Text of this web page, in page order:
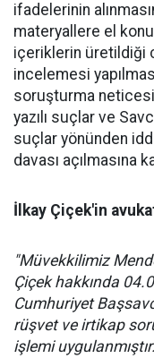
ifadelerinin
materyallere el
içeriklerin üretildiği
incelemesi
soruşturma
yazılı suçlar ve
suçlar yönünden
davası açılmasına
İlkay Çiçek'in
"Müvekkilimiz
Çiçek hakkında
Cumhuriyet
rüşvet ve irtikap
işlemi